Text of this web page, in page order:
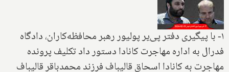
۱- با پیگیری دفتر پی‌یر پولیور رهبر محافظه‌کاران، دادگاه
فدرال به اداره مهاجرت کانادا دستور داد تکلیف پرونده
مهاجرت به کانادا اسحاق قالیباف فرزند محمدباقر قالیباف